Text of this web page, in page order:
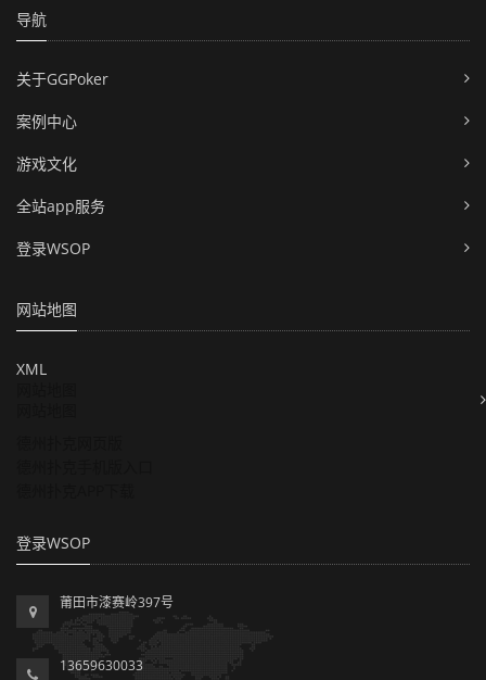
导航
关于GGPoker
案例中心
游戏文化
全站app服务
登录WSOP
网站地图
XML
登录WSOP
莆田市漆赛岭397号
13659630033